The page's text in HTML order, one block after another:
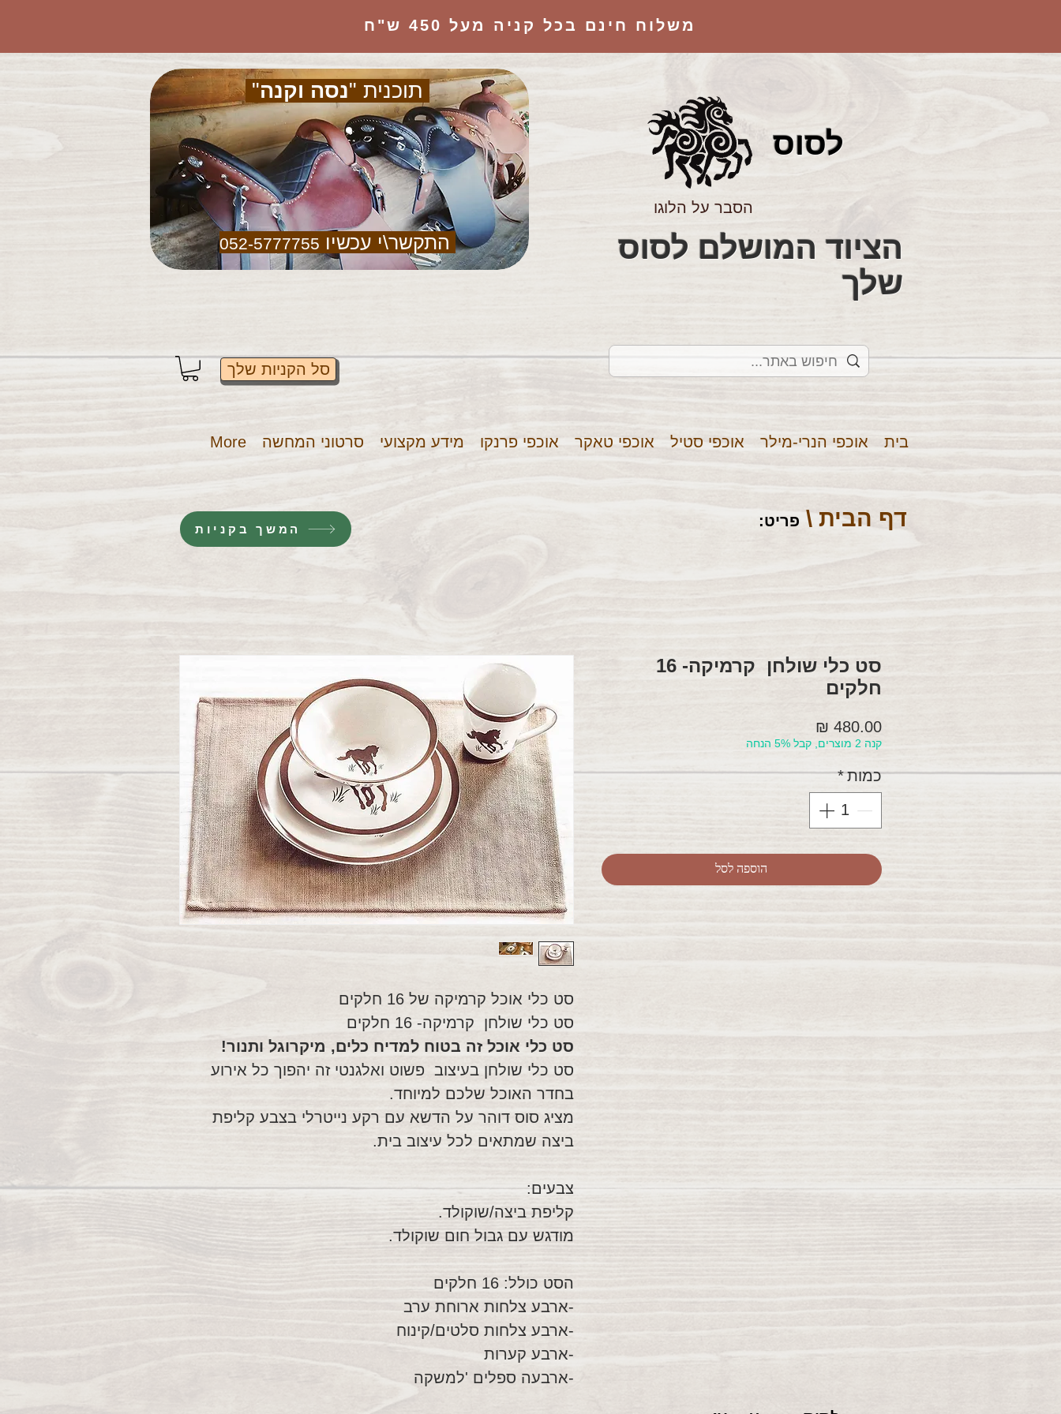
משלוח חינם בכל קניה מעל 450 ש"ח
תוכנית "נסה וקנה"
התקשר\י עכשיו 052-5777755
סל הקניות שלך
לסוס
הסבר על הלוגו
שלך
בית אוכפי הנרי-מילר אוכפי סטיל אוכפי טאקר אוכפי פרנקו מידע מקצועי סרטוני המחשה More
דף הבית \פריט:
סט כלי אוכל קרמיקה של 16 חלקים
סט כלי שולחן קרמיקה- 16 חלקים
סט כלי אוכל זה בטוח למדיח כלים, מיקרוגל ותנור!
סט כלי שולחן בעיצוב פשוט ואלגנטי זה יהפוך כל אירוע
בחדר האוכל שלכם למיוחד.
מציג סוס דוהר על הדשא עם רקע נייטרלי בצבע קליפת
ביצה שמתאים לכל עיצוב בית.
צבעים:
קליפת ביצה/שוקולד.
מודגש עם גבול חום שוקולד.
הסט כולל: 16 חלקים
-ארבע צלחות ארוחת ערב
-ארבע צלחות סלטים/קינוח
-ארבע קערות
-ארבעה ספלים 'למשקה
סט כלי שולחן קרמיקה- 16
חלקים
‏480.00 ‏₪
קנה 2 מוצרים, קבל 5% הנחה
כמות*
הוספה לסל
המשך בקניות